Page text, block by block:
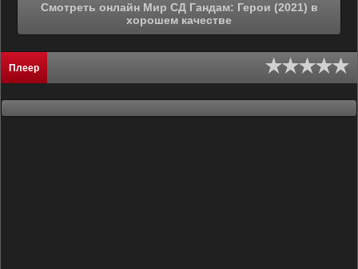
Смотреть онлайн Мир СД Гандам: Герои (2021) в
хорошем качестве
Плеер